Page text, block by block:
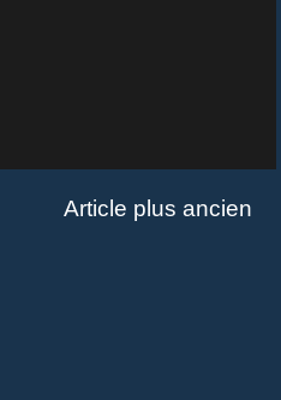
Article plus ancien